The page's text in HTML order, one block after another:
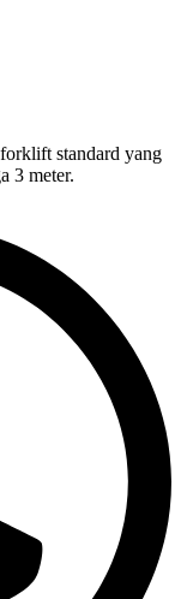
standard yang
3 meter.